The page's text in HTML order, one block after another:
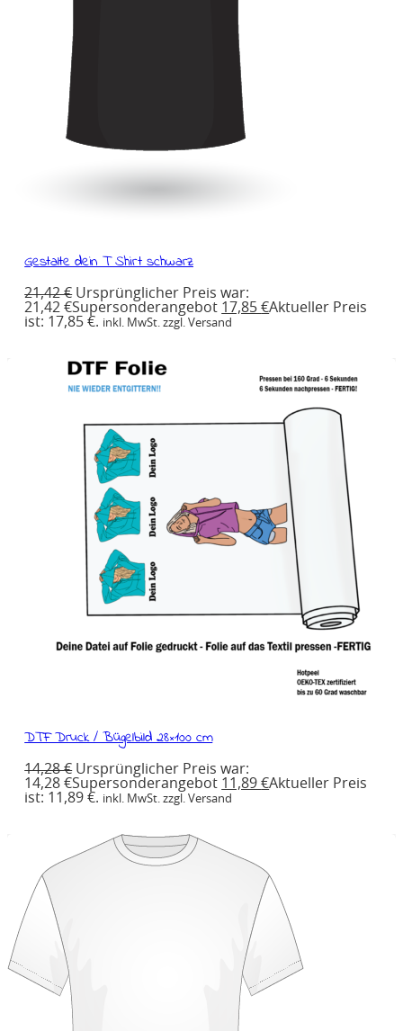
Gestalte dein T Shirt schwarz
21,42€ Ursprünglicher Preis war:
21,42 €Supersonderangebot 17,85€Aktueller Preis
ist: 17,85 €. inkl. MwSt. zzgl. Versand
DTF Druck / Bügelbild 28×100 cm
14,28€ Ursprünglicher Preis war:
14,28 €Supersonderangebot 11,89€Aktueller Preis
ist: 11,89 €. inkl. MwSt. zzgl. Versand